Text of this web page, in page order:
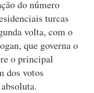
do número
turcas
volta, com o
que governa o
o principal
dos votos